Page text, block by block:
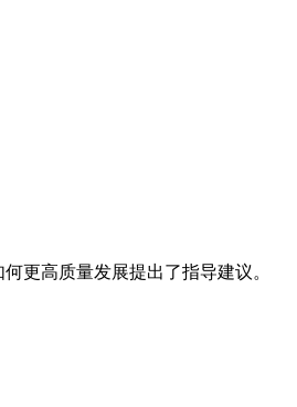
更高质量发展提出了指导建议。